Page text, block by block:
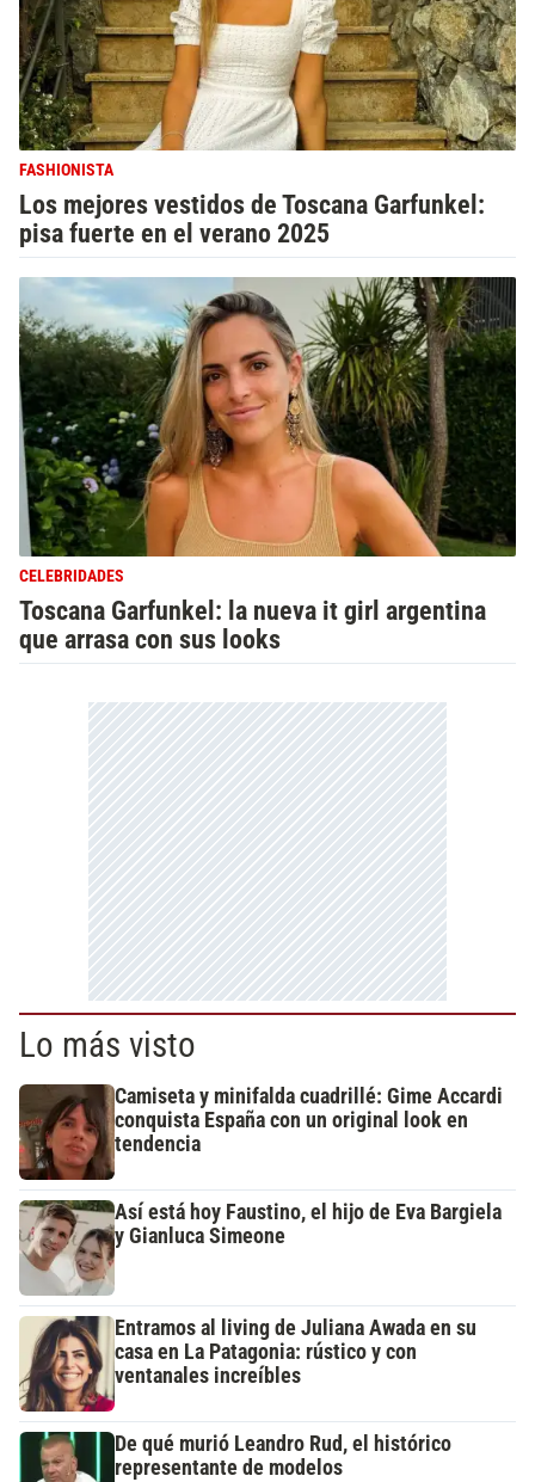
FASHIONISTA
Los mejores vestidos de Toscana Garfunkel:
pisa fuerte en el verano 2025
CELEBRIDADES
Toscana Garfunkel: la nueva it girl argentina
que arrasa con sus looks
Lo más visto
Camiseta y minifalda cuadrillé: Gime Accardi
conquista España con un original look en
tendencia
Así está hoy Faustino, el hijo de Eva Bargiela
y Gianluca Simeone
Entramos al living de Juliana Awada en su
casa en La Patagonia: rústico y con
ventanales increíbles
De qué murió Leandro Rud, el histórico
representante de modelos